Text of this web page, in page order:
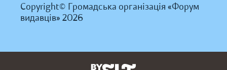
Copyright© Громадська організація «Форум
видавців» 2026